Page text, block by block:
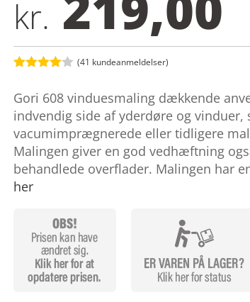
kr.
ud af 5
baseret
på
kundebed
ømmelse
r
(41 kundeanmeldelser)
Gori 608 vinduesmaling dækkende
indvendig side af yderdøre og vinduer,
vacumimprægnerede eller tidligere
Malingen giver en god vedhæftning
behandlede overflader. Malingen har
her